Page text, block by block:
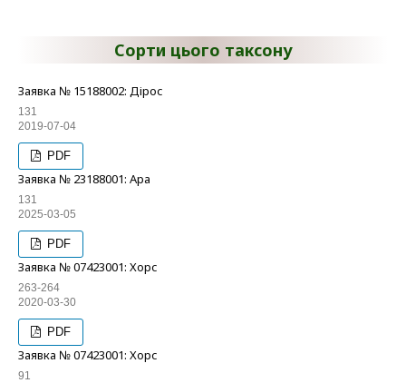
Сорти цього таксону
Заявка № 15188002: Дірос
131
2019-07-04
PDF
Заявка № 23188001: Ара
131
2025-03-05
PDF
Заявка № 07423001: Хорс
263-264
2020-03-30
PDF
Заявка № 07423001: Хорс
91